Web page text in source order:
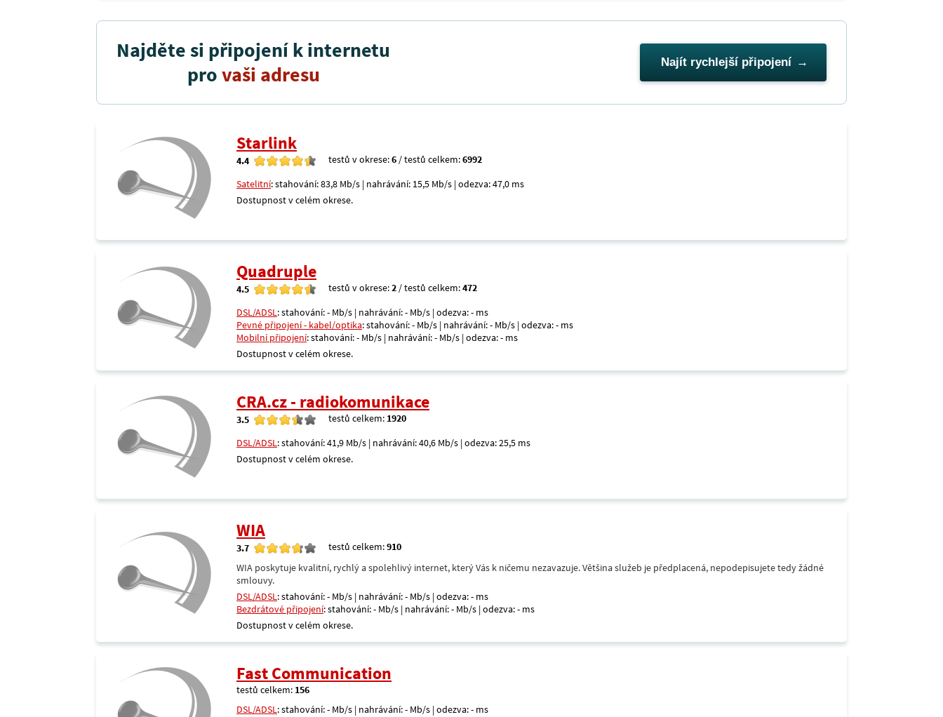
Najděte si připojení k internetu
provaši adresu Najít rychlejší připojení
Starlink
4.4 testů v okrese:6 / testů celkem:6992
Satelitní: stahování: 83,8 Mb/s | nahrávání: 15,5 Mb/s | odezva: 47,0 ms
Dostupnost v celém okrese.
Quadruple
4.5 testů v okrese:2 / testů celkem:472
DSL/ADSL: stahování: - Mb/s | nahrávání: - Mb/s | odezva: - ms
Pevné připojení - kabel/optika: stahování: - Mb/s | nahrávání: - Mb/s | odezva: - ms
Mobilní připojení: stahování: - Mb/s | nahrávání: - Mb/s | odezva: - ms
Dostupnost v celém okrese.
CRA.cz - radiokomunikace
3.5 testů celkem: 1920
DSL/ADSL: stahování: 41,9 Mb/s | nahrávání: 40,6 Mb/s | odezva: 25,5 ms
Dostupnost v celém okrese.
WIA
3.7 testů celkem:910
WIA poskytuje kvalitní, rychlý a spolehlivý internet, který Vás k ničemu nezavazuje. Většina služeb je předplacená, nepodepisujete tedy žádné
smlouvy.
DSL/ADSL: stahování: - Mb/s | nahrávání: - Mb/s | odezva: - ms
Bezdrátové připojení: stahování: - Mb/s | nahrávání: - Mb/s | odezva: - ms
Dostupnost v celém okrese.
Fast Communication
testů celkem: 156
DSL/ADSL: stahování: - Mb/s | nahrávání: - Mb/s | odezva: - ms